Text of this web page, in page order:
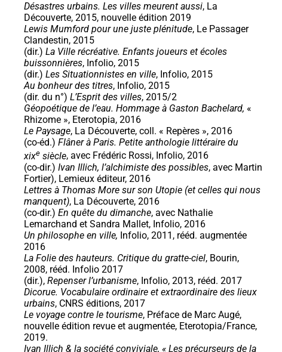
Désastres urbains. Les villes meurent aussi, La
Découverte, 2015, nouvelle édition 2019
Lewis Mumford pour une juste plénitude, Le Passager
Clandestin, 2015
(dir.) La Ville récréative. Enfants joueurs et écoles
buissonnières, Infolio, 2015
(dir.) Les Situationnistes en ville, Infolio, 2015
Au bonheur des titres, Infolio, 2015
(dir. du n°) L’Esprit des villes, 2015/2
Géopoétique de l’eau. Hommage à Gaston Bachelard, «
Rhizome », Eterotopia, 2016
Le Paysage, La Découverte, coll. « Repères », 2016
(co-éd.) Flâner à Paris. Petite anthologie littéraire du
xixe siècle, avec Frédéric Rossi, Infolio, 2016
(co-dir.) Ivan Illich, l’alchimiste des possibles, avec Martin
Fortier), Lemieux éditeur, 2016
Lettres à Thomas More sur son Utopie (et celles qui nous
manquent), La Découverte, 2016
(co-dir.) En quête du dimanche, avec Nathalie
Lemarchand et Sandra Mallet, Infolio, 2016
Un philosophe en ville, Infolio, 2011, rééd. augmentée
2016
La Folie des hauteurs. Critique du gratte-ciel, Bourin,
2008, rééd. Infolio 2017
(dir.), Repenser l’urbanisme, Infolio, 2013, rééd. 2017
Dicorue. Vocabulaire ordinaire et extraordinaire des lieux
urbains, CNRS éditions, 2017
Le voyage contre le tourisme, Préface de Marc Augé,
nouvelle édition revue et augmentée, Eterotopia/France,
2019.
Ivan Illich & la société conviviale, « Les précurseurs de la